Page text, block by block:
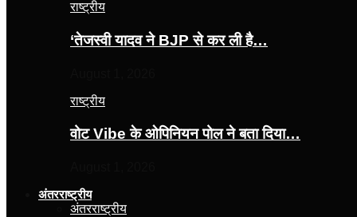
राष्ट्रीय
‘तेजस्‍वी यादव ने BJP से कर ली है…
राष्ट्रीय
वोट Vibe के ओपिनियन पोल ने बता दिया…
अंतरराष्ट्रीय
अंतरराष्ट्रीय